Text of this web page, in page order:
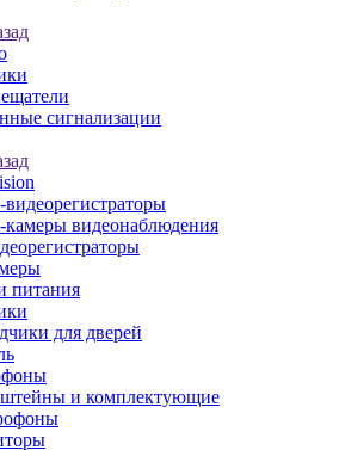
сигнализации
видеонаблюдения
питания
для дверей
и комплектующие